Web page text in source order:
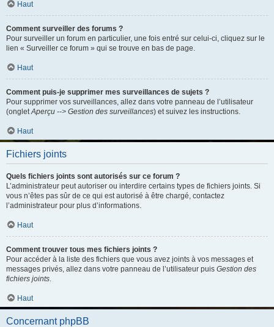
Haut
Comment surveiller des forums ?
Pour surveiller un forum en particulier, une fois entré sur celui-ci, cliquez sur le
lien « Surveiller ce forum » qui se trouve en bas de page.
Haut
Comment puis-je supprimer mes surveillances de sujets ?
Pour supprimer vos surveillances, allez dans votre panneau de l’utilisateur
(ongletAperçu --> Gestion des surveillances) et suivez les instructions.
Haut
Fichiers joints
Quels fichiers joints sont autorisés sur ce forum ?
L’administrateur peut autoriser ou interdire certains types de fichiers joints. Si
vous n’êtes pas sûr de ce qui est autorisé à être chargé, contactez
l’administrateur pour plus d’informations.
Haut
Comment trouver tous mes fichiers joints ?
Pour accéder à la liste des fichiers que vous avez joints à vos messages et
messages privés, allez dans votre panneau de l’utilisateur puis Gestion des
fichiers joints.
Haut
Concernant phpBB